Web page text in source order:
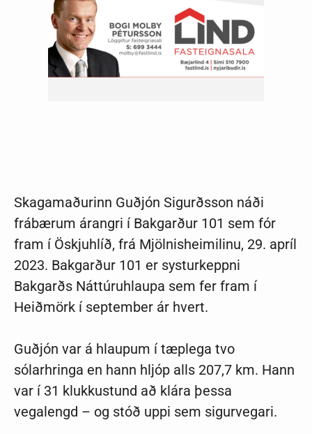
Skagamaðurinn Guðjón Sigurðsson náði
frábærum árangri í Bakgarður 101 sem fór
fram í Öskjuhlíð, frá Mjölnisheimilinu, 29. apríl
2023. Bakgarður 101 er systurkeppni
Bakgarðs Náttúruhlaupa sem fer fram í
Heiðmörk í september ár hvert.
Guðjón var á hlaupum í tæplega tvo
sólarhringa en hann hljóp alls 207,7 km. Hann
var í 31 klukkustund að klára þessa
vegalengd – og stóð uppi sem sigurvegari.